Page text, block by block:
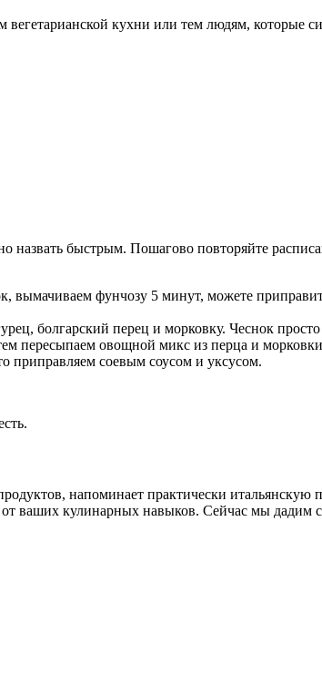
кухни или тем людям, которые
назвать быстрым. Пошагово повторяйте
фунчозу 5 минут, можете
болгарский перец и морковку. Чеснок
пересыпаем овощной микс из перца и
приправляем соевым соусом и уксусом.
напоминает практически итальянскую
от ваших кулинарных навыков. Сейчас мы дадим